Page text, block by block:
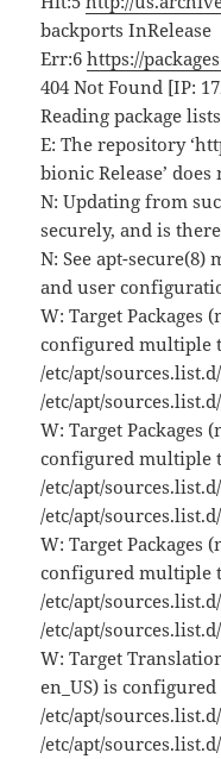
backports InRelease
Err:6https://
404 Not Found [IP:
Reading package
E: The repository
bionic Release’
N: Updating from
securely, and is
N: See apt-
and user
W: Target Packages
configured multiple
/etc/apt/
/etc/apt/
W: Target Packages
configured multiple
/etc/apt/
/etc/apt/
W: Target Packages
configured multiple
/etc/apt/
/etc/apt/
W: Target
en_US) is
/etc/apt/
/etc/apt/